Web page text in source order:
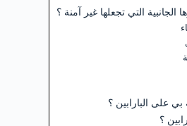
الجانبية التي تجعلها غير آمنة ؟
على البارابين ؟
؟